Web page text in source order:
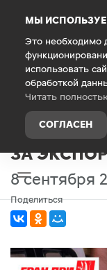
МЫ
Это необходимо
использовать
обработкой
Читать
СОГЛАСЕН
Главная О
ГРАН-ПРИ
ЗА
8 сентября
Поделиться